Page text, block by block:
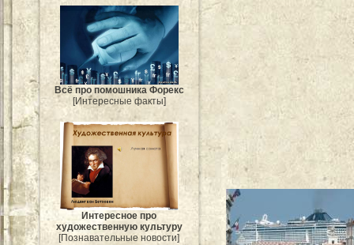
Всё про помошника Форекс
[Интересные факты]
Интересное про
художественную культуру
[Познавательные новости]